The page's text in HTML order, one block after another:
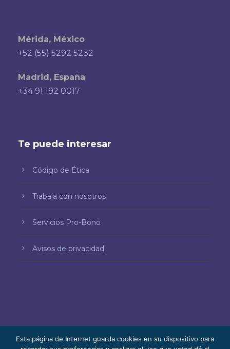
Mérida, México
+52 (55) 5292 5232
Madrid, España
+34 91 192 0017
Te puede interesar
Código de Ética
Trabaja con nosotros
Servicios Pro-Bono
Avisos de privacidad
Esta página de Internet guarda cookies en su dispositivo para